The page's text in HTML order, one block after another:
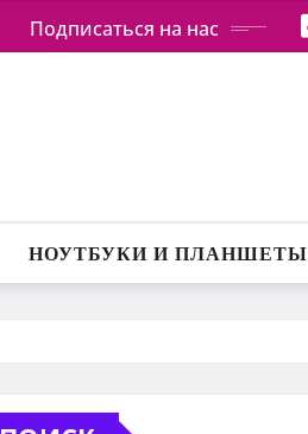
Подписаться на нас
НОУТБУКИ И ПЛАНШЕТЫ